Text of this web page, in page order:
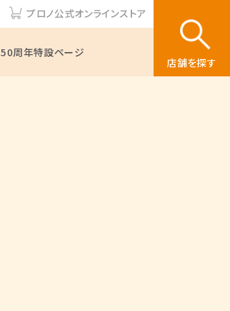
プロノ公式オンラインストア
50周年特設ページ
店舗を探す